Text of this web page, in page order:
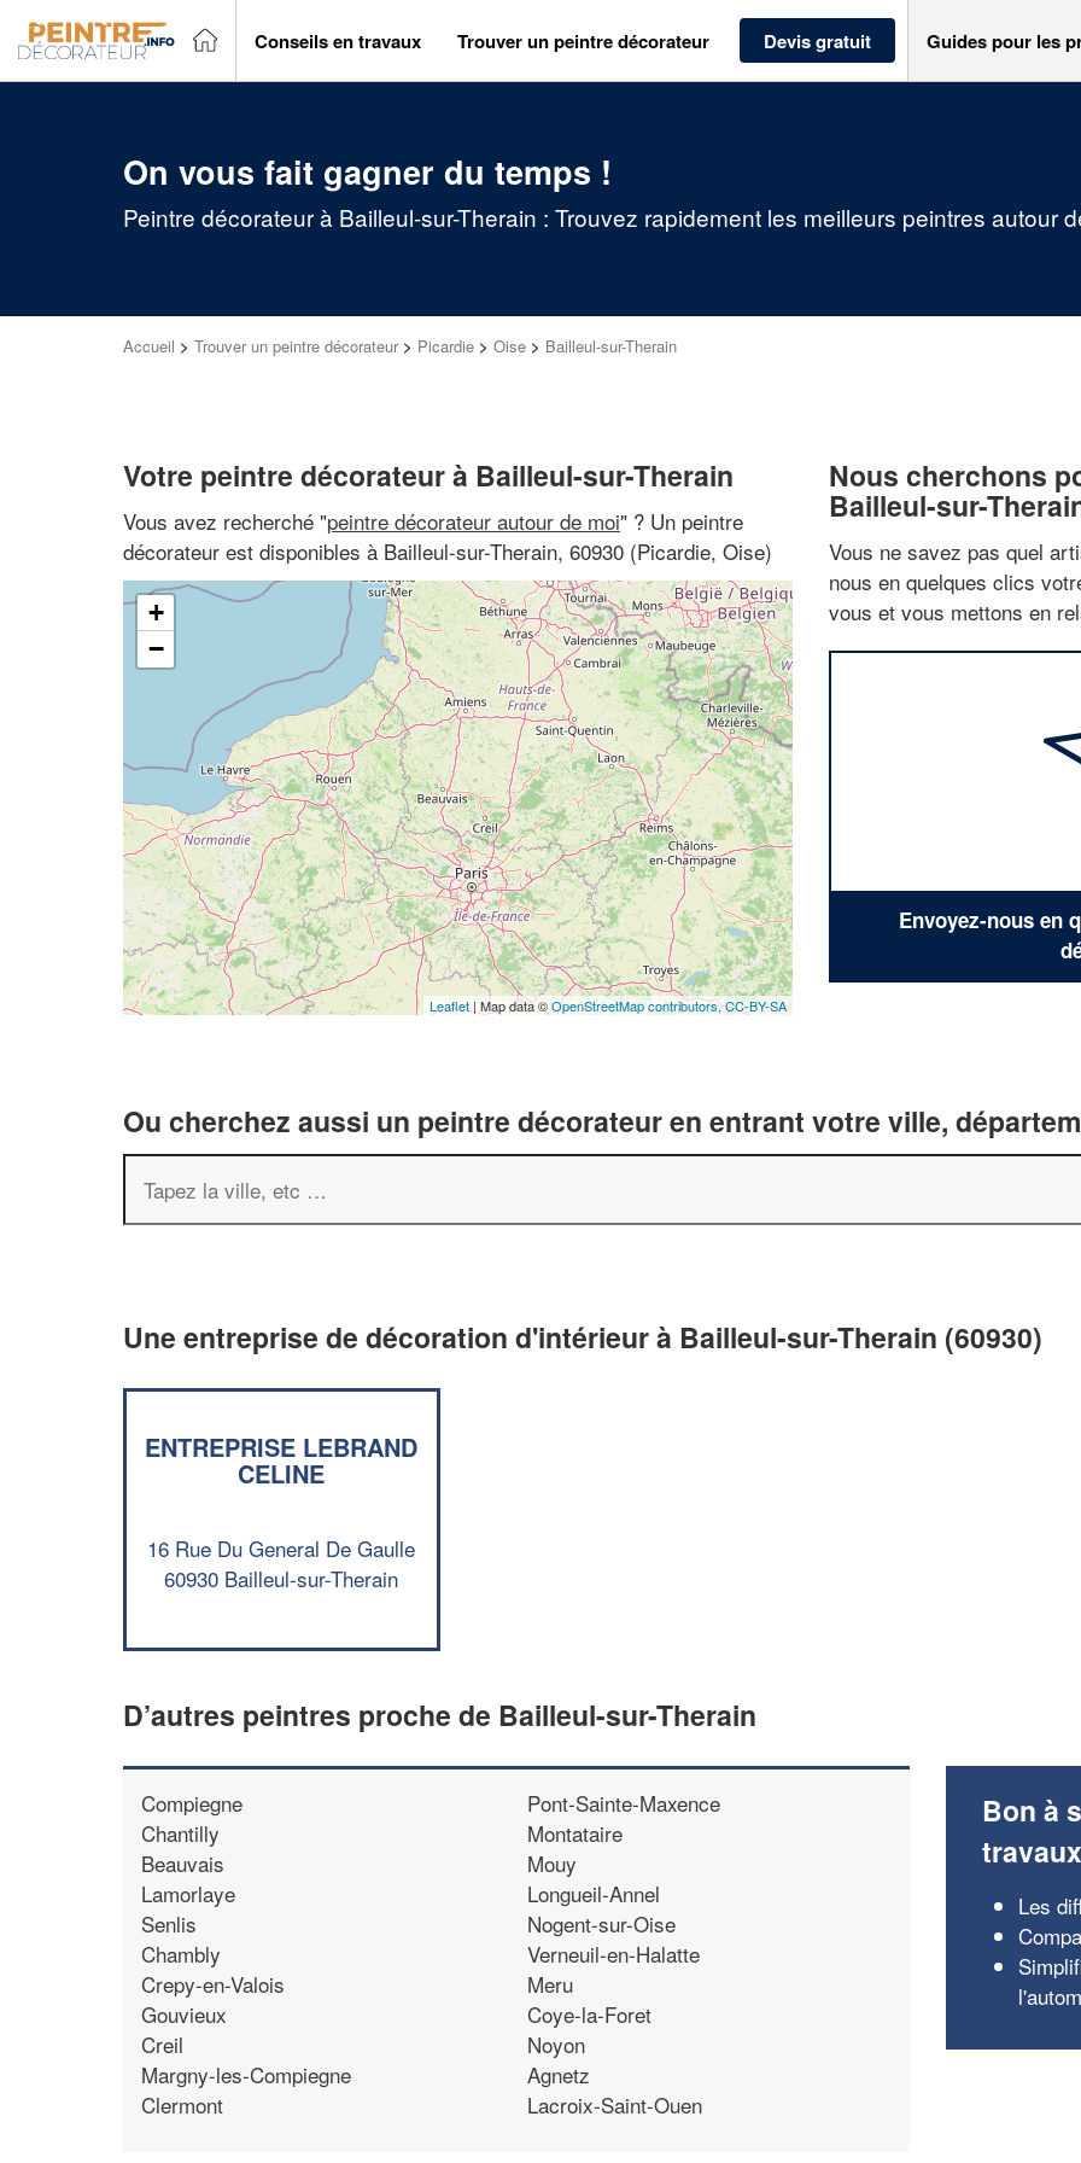
Conseils en travaux Trouver un peintre décorateur Devis gratuit Guides pour les
On vous fait gagner du temps !
Peintre décorateur à Bailleul-sur-Therain : Trouvez rapidement les meilleurs peintres autour
Accueil > Trouver un peintre décorateur > Picardie > Oise > Bailleul-sur-Therain
Votre peintre décorateur à Bailleul-sur-Therain
Vous avez recherché "peintre décorateur autour de moi" ? Un peintre
décorateur est disponibles à Bailleul-sur-Therain, 60930 (Picardie, Oise)
+
−
Leaflet | Map data ©OpenStreetMap contributors,CC-BY-SA
Nous cherchons
Bailleul-sur-
Vous ne savez pas quel
nous en quelques clics
vous et vous mettons en
Envoyez-nous en
Ou cherchez aussi un peintre décorateur en entrant votre ville,
Une entreprise de décoration d'intérieur à Bailleul-sur-Therain (60930)
ENTREPRISE LEBRAND
CELINE
16 Rue Du General De Gaulle
60930 Bailleul-sur-Therain
D’autres peintres proche de Bailleul-sur-Therain
Compiegne
Chantilly
Beauvais
Lamorlaye
Senlis
Chambly
Crepy-en-Valois
Gouvieux
Creil
Margny-les-Compiegne
Clermont
Pont-Sainte-Maxence
Montataire
Mouy
Longueil-Annel
Nogent-sur-Oise
Verneuil-en-Halatte
Meru
Coye-la-Foret
Noyon
Agnetz
Lacroix-Saint-Ouen
Bon à
travaux
Les